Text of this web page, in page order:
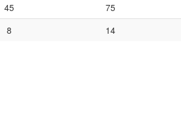
45 75
8 14